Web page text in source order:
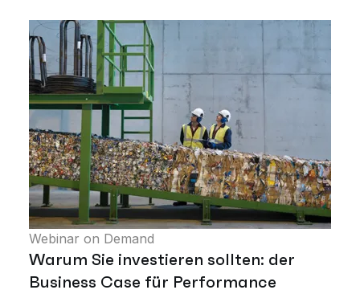
Webinar on Demand
Warum Sie investieren sollten: der
Business Case für Performance